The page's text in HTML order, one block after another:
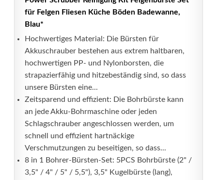
für Felgen Fliesen Küche Böden Badewanne,
Blau*
Hochwertiges Material: Die Bürsten für
Akkuschrauber bestehen aus extrem haltbaren,
hochwertigen PP- und Nylonborsten, die
strapazierfähig und hitzebeständig sind, so dass
unsere Bürsten eine...
Zeitsparend und effizient: Die Bohrbürste kann
an jede Akku-Bohrmaschine oder jeden
Schlagschrauber angeschlossen werden, um
schnell und effizient hartnäckige
Verschmutzungen zu beseitigen, so dass...
8 in 1 Bohrer-Bürsten-Set: 5PCS Bohrbürste (2" /
3,5" / 4" / 5" / 5,5"), 3,5" Kugelbürste (lang),